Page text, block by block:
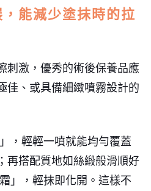
能減少塗抹時的拉
刺激，優秀的術後保養品應
佳、或具備細緻噴霧設計的
，輕輕一噴就能均勻覆蓋
再搭配質地如絲緞般滑順好
」，輕抹即化開。這樣不